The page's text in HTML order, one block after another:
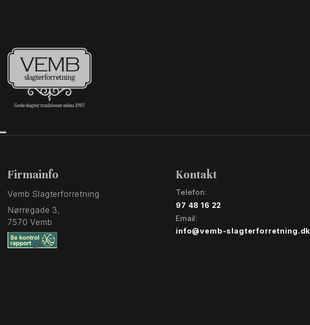
Firmainfo
Vemb Slagterforretning
Nørregade 3,
7570 Vemb
Kontakt
Telefon:
97 48 16 22
Email:
info@vemb-slagterforretning.dk